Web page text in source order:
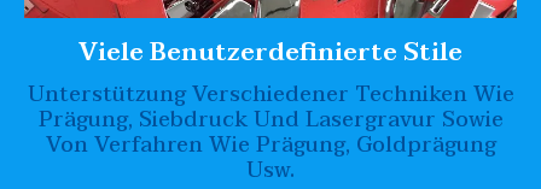
Viele Benutzerdefinierte Stile
Unterstützung Verschiedener Techniken Wie
Prägung, Siebdruck Und Lasergravur Sowie
Von Verfahren Wie Prägung, Goldprägung
Usw.